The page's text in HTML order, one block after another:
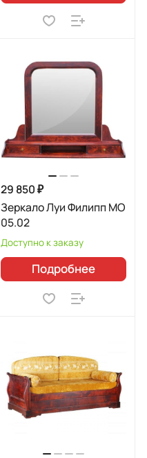
29 850 ₽
Зеркало Луи Филипп МО
05.02
Доступно к заказу
Подробнее